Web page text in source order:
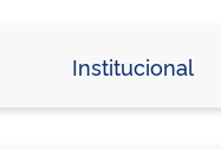
Institucional